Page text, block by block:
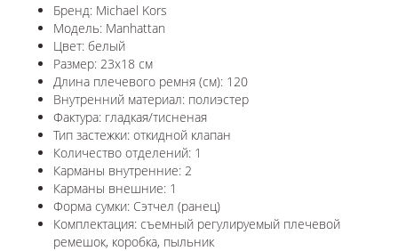
Бренд: Michael Kors
Модель: Manhattan
Цвет: белый
Размер: 23х18 см
Длина плечевого ремня (см): 120
Внутренний материал: полиэстер
Фактура: гладкая/тисненая
Тип застежки: откидной клапан
Количество отделений: 1
Карманы внутренние: 2
Карманы внешние: 1
Форма сумки: Сэтчел (ранец)
Комплектация: съемный регулируемый плечевой
ремешок, коробка, пыльник